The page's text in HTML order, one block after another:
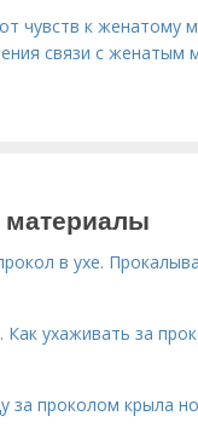
чувств к женатому
связи с женатым
в ухе.
Как ухаживать за
за проколом крыла